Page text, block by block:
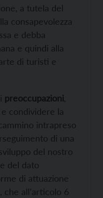
a tutela del
consapevolezza
e debba
e quindi alla
di turisti e
preoccupazioni
condividere la
intrapreso
di una
del nostro
del dato
di attuazione
che all’articolo 6